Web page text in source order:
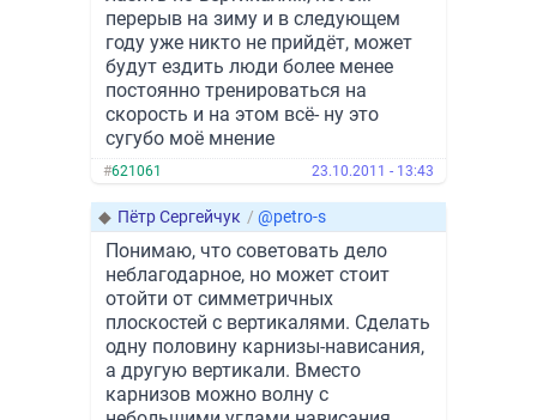
перерыв на зиму и в следующем
году уже никто не прийдёт, может
будут ездить люди более менее
постоянно тренироваться на
скорость и на этом всё- ну это
сугубо моё мнение
#621061 23.10.2011 - 13:43
◆ Пётр Сергейчук / @petro-s
Понимаю, что советовать дело
неблагодарное, но может стоит
отойти от симметричных
плоскостей с вертикалями. Сделать
одну половину карнизы-нависания,
а другую вертикали. Вместо
карнизов можно волну с